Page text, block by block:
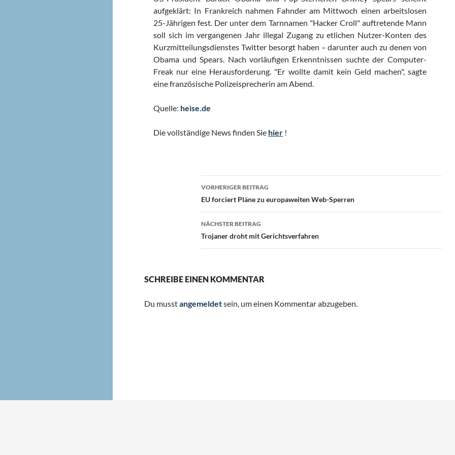
aufgeklärt: In Frankreich nahmen Fahnder am Mittwoch einen arbeitslosen
25-Jährigen fest. Der unter dem Tarnnamen "Hacker Croll" auftretende Mann
soll sich im vergangenen Jahr illegal Zugang zu etlichen Nutzer-Konten des
Kurzmitteilungsdienstes Twitter besorgt haben – darunter auch zu denen von
Obama und Spears. Nach vorläufigen Erkenntnissen suchte der Computer-
Freak nur eine Herausforderung. "Er wollte damit kein Geld machen", sagte
eine französische Polizeisprecherin am Abend.
Quelle: heise.de
Die vollständige News finden Sie hier !
Beitragsnavigation
VORHERIGER BEITRAG
EU forciert Pläne zu europaweiten Web-Sperren
NÄCHSTER BEITRAG
Trojaner droht mit Gerichtsverfahren
SCHREIBE EINEN KOMMENTAR
Du musstangemeldetsein, um einen Kommentar abzugeben.